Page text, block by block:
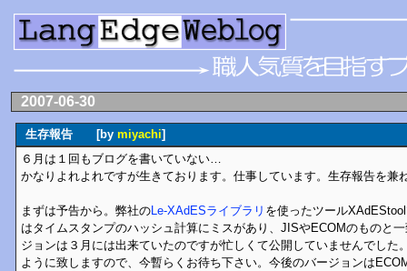
2007-06-30
生存報告 [by miyachi]
６月は１回もブログを書いていない…
かなりよれよれですが生きております。仕事しています。生存報告を兼
まずは予告から。弊社のLe-XAdESライブラリ を使ったツール
はタイムスタンプのハッシュ計算にミスがあり、JISやECOMのものと
ジョンは３月には出来ていたのですが忙しくて公開していませんでした
ように致しますので、今暫らくお待ち下さい。今後のバージョンは